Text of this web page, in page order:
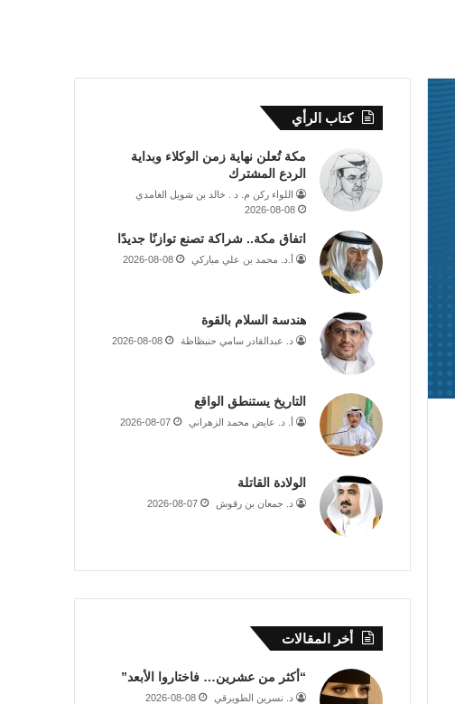
كتاب الرأي
مكة تُعلن نهاية زمن الوكلاء وبداية
الردع المشترك
اللواء ركن م. د . خالد بن شويل الغامدي
2026-08-08
اتفاق مكة.. شراكة تصنع توازنًا جديدًا
أ.د. محمد بن علي مباركي 2026-08-08
هندسة السلام بالقوة
د. عبدالقادر سامي حنبظاظة 2026-08-08
التاريخ يستنطق الواقع
أ. د. عايض محمد الزهراني 2026-08-07
الولادة القاتلة
د. جمعان بن رقوش 2026-08-07
أخر المقالات
“أكثر من عشرين… فاختاروا الأبعد”
د. نسرين الطويرقي 2026-08-08